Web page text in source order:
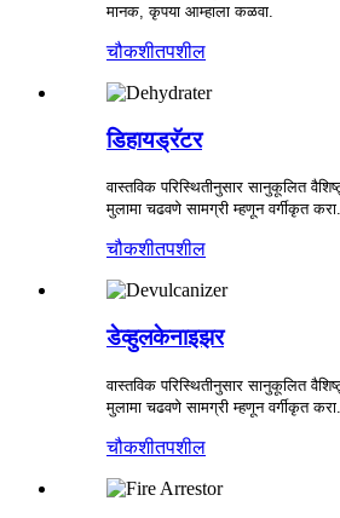
मानक, कृपया आम्हाला कळवा.
चौकशीतपशील
डिहायड्रॅटर
वास्तविक परिस्थितीनुसार सानुकूलित
मुलामा चढवणे सामग्री म्हणून वर्गीकृत करा.
चौकशीतपशील
डेव्हुलकेनाइझर
वास्तविक परिस्थितीनुसार सानुकूलित
मुलामा चढवणे सामग्री म्हणून वर्गीकृत करा.
चौकशीतपशील